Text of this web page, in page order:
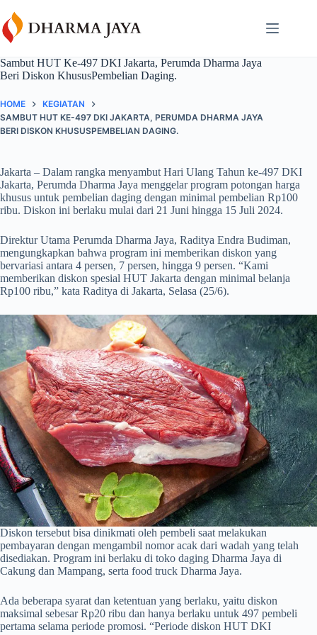
to
content
Sambut HUT Ke-497 DKI Jakarta, Perumda Dharma Jaya
Beri Diskon KhususPembelian Daging.
HOME
KEGIATAN
SAMBUT HUT KE-497 DKI JAKARTA, PERUMDA DHARMA JAYA
BERI DISKON KHUSUSPEMBELIAN DAGING.
Jakarta – Dalam rangka menyambut Hari Ulang Tahun ke-497 DKI
Jakarta, Perumda Dharma Jaya menggelar program potongan harga
khusus untuk pembelian daging dengan minimal pembelian Rp100
ribu. Diskon ini berlaku mulai dari 21 Juni hingga 15 Juli 2024.
Direktur Utama Perumda Dharma Jaya, Raditya Endra Budiman,
mengungkapkan bahwa program ini memberikan diskon yang
bervariasi antara 4 persen, 7 persen, hingga 9 persen. “Kami
memberikan diskon spesial HUT Jakarta dengan minimal belanja
Rp100 ribu,” kata Raditya di Jakarta, Selasa (25/6).
Diskon tersebut bisa dinikmati oleh pembeli saat melakukan
pembayaran dengan mengambil nomor acak dari wadah yang telah
disediakan. Program ini berlaku di toko daging Dharma Jaya di
Cakung dan Mampang, serta food truck Dharma Jaya.
Ada beberapa syarat dan ketentuan yang berlaku, yaitu diskon
maksimal sebesar Rp20 ribu dan hanya berlaku untuk 497 pembeli
pertama selama periode promosi. “Periode diskon HUT DKI